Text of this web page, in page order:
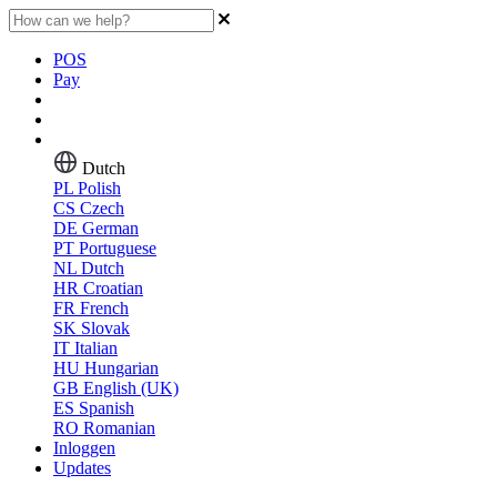
POS
Pay
Dutch
PL Polish
CS Czech
DE German
PT Portuguese
NL Dutch
HR Croatian
FR French
SK Slovak
IT Italian
HU Hungarian
GB English (UK)
ES Spanish
RO Romanian
Inloggen
Updates